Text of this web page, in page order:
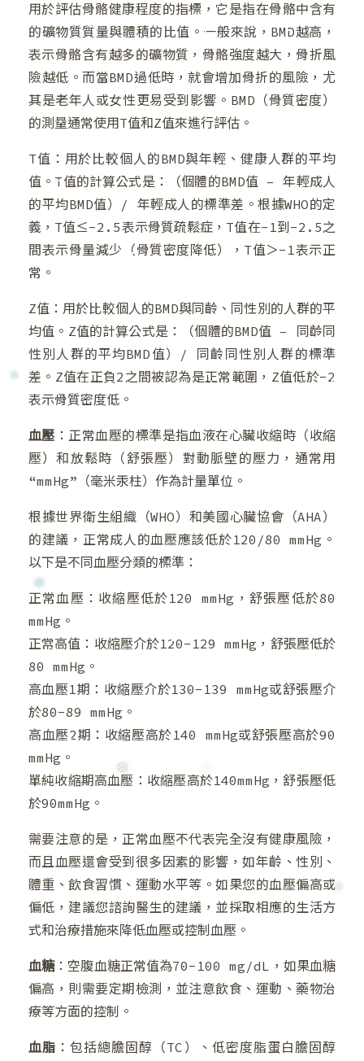
用於評估骨骼健康程度的指標，它是指在骨骼中含有
的礦物質質量與體積的比值。一般來說，BMD越高，
表示骨骼含有越多的礦物質，骨骼強度越大，骨折風
險越低。而當BMD過低時，就會增加骨折的風險，尤
其是老年人或女性更易受到影響。BMD（骨質密度）
的測量通常使用T值和Z值來進行評估。
T值：用於比較個人的BMD與年輕、健康人群的平均
值。T值的計算公式是：（個體的BMD值 – 年輕成人
的平均BMD值）/ 年輕成人的標準差。根據WHO的定
義，T值≤-2.5表示骨質疏鬆症，T值在-1到-2.5之
間表示骨量減少（骨質密度降低），T值＞-1表示正
常。
Z值：用於比較個人的BMD與同齡、同性別的人群的平
均值。Z值的計算公式是：（個體的BMD值 – 同齡同
性別人群的平均BMD值）/ 同齡同性別人群的標準
差。Z值在正負2之間被認為是正常範圍，Z值低於-2
表示骨質密度低。
血壓 ：正常血壓的標準是指血液在心臟收縮時（收縮
壓）和放鬆時（舒張壓）對動脈壁的壓力，通常用
“mmHg”（毫米汞柱）作為計量單位。
根據世界衛生組織（WHO）和美國心臟協會（AHA）
的建議，正常成人的血壓應該低於120/80 mmHg。
以下是不同血壓分類的標準：
正常血壓：收縮壓低於120 mmHg，舒張壓低於80
mmHg。
正常高值：收縮壓介於120-129 mmHg，舒張壓低於
80 mmHg。
高血壓1期：收縮壓介於130-139 mmHg或舒張壓介
於80-89 mmHg。
高血壓2期：收縮壓高於140 mmHg或舒張壓高於90
mmHg。
單純收縮期高血壓：收縮壓高於140mmHg，舒張壓低
於90mmHg。
需要注意的是，正常血壓不代表完全沒有健康風險，
而且血壓還會受到很多因素的影響，如年齡、性別、
體重、飲食習慣、運動水平等。如果您的血壓偏高或
偏低，建議您諮詢醫生的建議，並採取相應的生活方
式和治療措施來降低血壓或控制血壓。
血糖：空腹血糖正常值為70-100 mg/dL，如果血糖
偏高，則需要定期檢測，並注意飲食、運動、藥物治
療等方面的控制。
血脂 ：包括總膽固醇（TC）、低密度脂蛋白膽固醇
❄
❄
❅